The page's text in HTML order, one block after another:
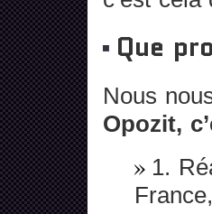
Que
Nous
Opozit,
1.